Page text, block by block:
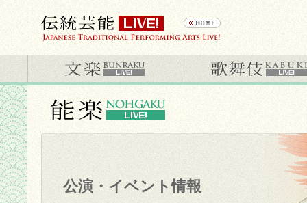
公演・イベント情報